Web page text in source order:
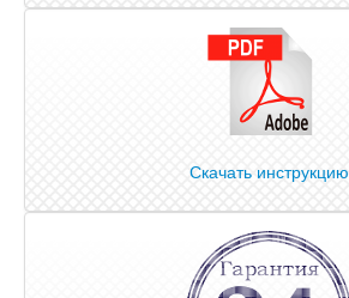
Скачать инструкцию